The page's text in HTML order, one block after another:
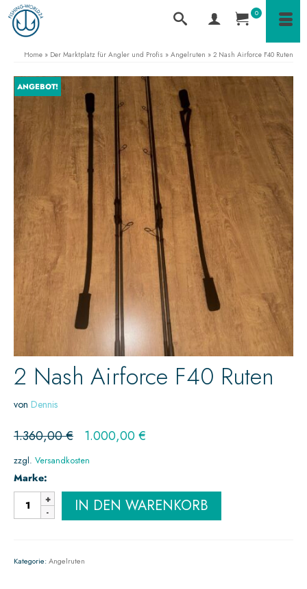
0
Home » Der Marktplatz für Angler und Profis » Angelruten » 2 Nash Airforce F40 Ruten
ANGEBOT!
2 Nash Airforce F40 Ruten
von Dennis
1.360,00€ 1.000,00€
zzgl. Versandkosten
Marke:
IN DEN WARENKORB
Kategorie:Angelruten